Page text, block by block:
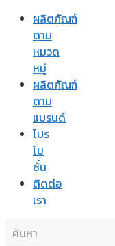
ผลิตภัณฑ์
ตาม
หมวด
หมู่
ผลิตภัณฑ์
ตาม
แบรนด์
โปร
โม
ชั่น
ติดต่อ
เรา